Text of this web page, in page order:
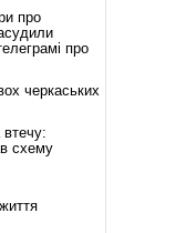
про
про
черкаських
схему